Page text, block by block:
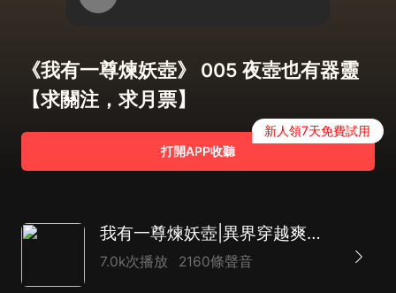
《我有一尊煉妖壺》 005 夜壺也有器靈
【求關注，求月票】
打開APP收聽
新人領7天免費試用
我有一尊煉妖壺|異界穿越爽文|百凰司正制作|多人有聲劇
7.0k次播放 2160條聲音